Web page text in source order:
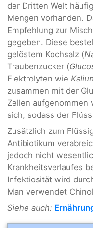
der Dritten Welt
Mengen vorhanden.
Empfehlung zur
gegeben. Diese
gelöstem Kochsalz (
Traubenzucker (
Elektrolyten wie
zusammen mit der
Zellen aufgenommen
sich, sodass der
Zusätzlich zum
Antibiotikum
jedoch nicht
Krankheitsverlaufes
Infektiosität wird
Man verwendet
Siehe auch: